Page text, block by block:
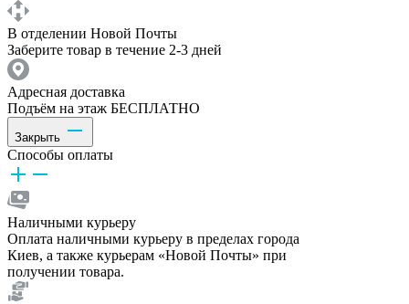
В отделении Новой Почты
Заберите товар в течение 2-3 дней
Адресная доставка
Подъём на этаж БЕСПЛАТНО
Закрыть
Способы оплаты
Наличными курьеру
Оплата наличными курьеру в пределах города
Киев, а также курьерам «Новой Почты» при
получении товара.